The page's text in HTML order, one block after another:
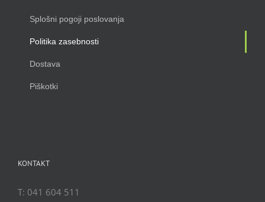
Splošni pogoji poslovanja
Politika zasebnosti
Dostava
Piškotki
KONTAKT
T: 041 604 511